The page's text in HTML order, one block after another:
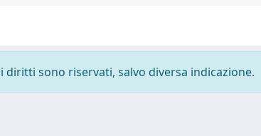
sono riservati, salvo diversa indicazione.